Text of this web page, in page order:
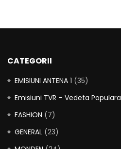
CATEGORII
EMISIUNI ANTENA 1 (35)
Emisiuni TVR – Vedeta Populara
FASHION (7)
GENERAL (23)